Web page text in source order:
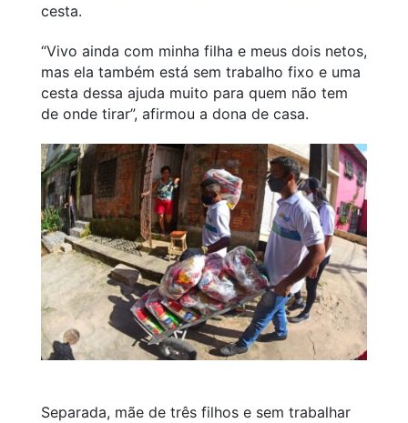
cesta.
“Vivo ainda com minha filha e meus dois netos,
mas ela também está sem trabalho fixo e uma
cesta dessa ajuda muito para quem não tem
de onde tirar”, afirmou a dona de casa.
Separada, mãe de três filhos e sem trabalhar